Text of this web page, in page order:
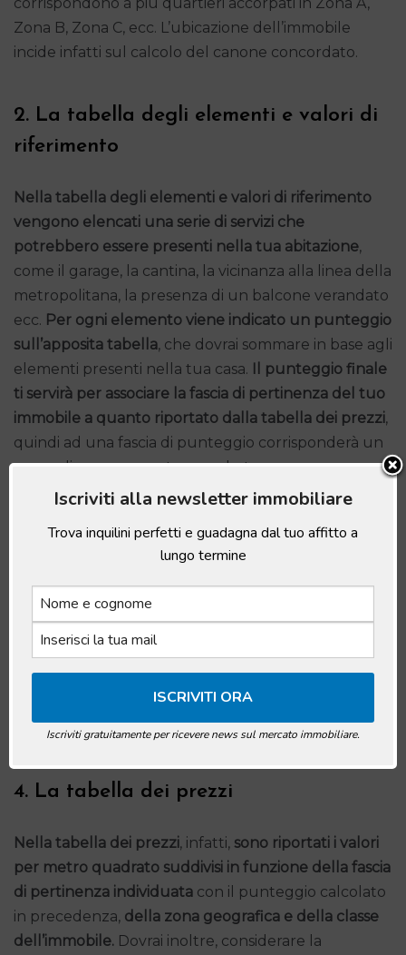
Zona B, Zona C, ecc. L’ubicazione dell’immobile
incide infatti sul calcolo del canone concordato.
2. La tabella degli elementi e valori di
riferimento
Nella tabella degli elementi e valori di riferimento
vengono elencati una serie di servizi che
potrebbero essere presenti nella tua abitazione,
come il garage, la cantina, la vicinanza alla linea della
metropolitana, la presenza di un balcone verandato
ecc. Per ogni elemento viene indicato un punteggio
sull’apposita tabella, che dovrai sommare in base agli
elementi presenti nella tua casa.
Il punteggio finale
ti servirà per associare la fascia di pertinenza del tuo
immobile a quanto riportato dalla tabella dei prezzi,
quindi ad una fascia di punteggio corrisponderà un
range di prezzo a metro quadrato.
3. La tabella sulla durata del contratto
conto anche della durata del contratto
oppure superiore. Tendenzialmente, una durata
maggiore impone un prezzo unitario più alto, ma le
oscillazioni sono molto contenute
unità percentuali).
4. La tabella dei prezzi
Nella tabella dei prezzi, infatti, sono riportati i valori
per metro quadrato suddivisi in funzione della fascia
di pertinenza individuata con il punteggio calcolato
in precedenza, della zona geografica e della classe
dell’immobile. Dovrai inoltre, considerare la
Iscriviti alla newsletter immobiliare
Trova inquilini perfetti e guadagna dal tuo affitto a
lungo termine
Iscriviti gratuitamente per ricevere news sul mercato immobiliare.